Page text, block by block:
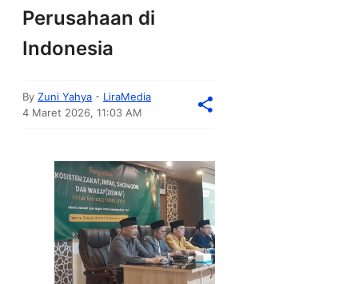
Perusahaan di
Indonesia
By Zuni Yahya - LiraMedia
4 Maret 2026, 11:03 AM